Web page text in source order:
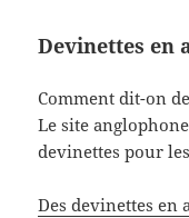
Devinettes en
Comment dit-on
Le site
devinettes pour
Des devinettes en